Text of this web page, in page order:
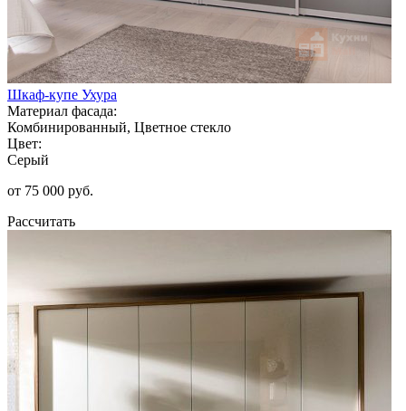
Шкаф-купе Ухура
Материал фасада:
Комбинированный, Цветное стекло
Цвет:
Серый
от 75 000 руб.
Рассчитать